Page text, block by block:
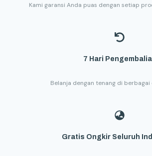
Kami garansi Anda puas dengan setiap
7 Hari
Belanja dengan tenang di berbagai
Gratis Ongkir Seluruh